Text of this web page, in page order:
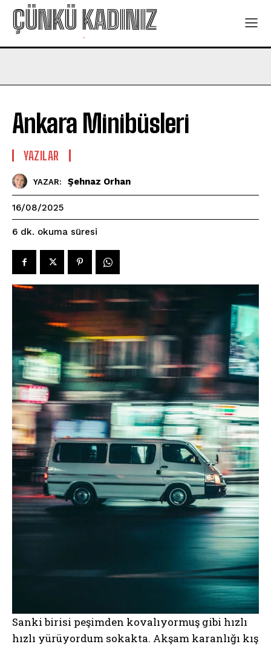
ÇÜNKÜ KADINIZ
-
Ankara Minibüsleri
YAZILAR
YAZAR: Şehnaz Orhan
16/08/2025
6 dk. okuma süresi
Sanki birisi peşimden kovalıyormuş gibi hızlı
hızlı yürüyordum sokakta. Akşam karanlığı kış